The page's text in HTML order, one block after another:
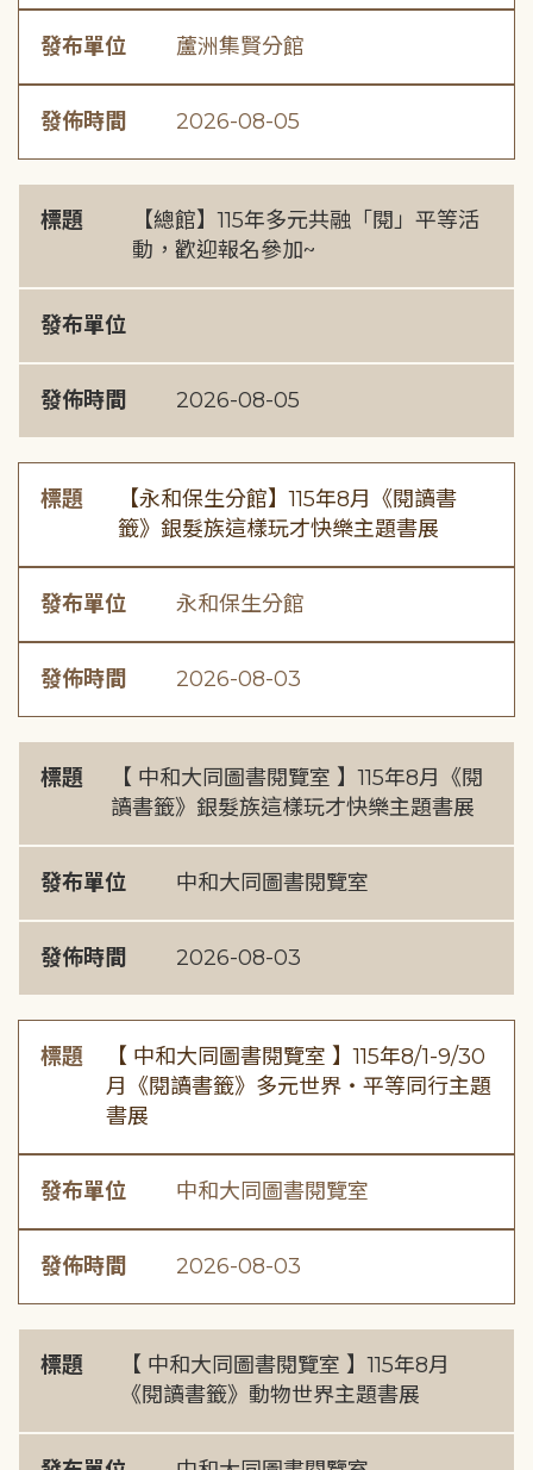
發布單位 蘆洲集賢分館
發佈時間 2026-08-05
標題
【總館】115年多元共融「閱」平等活
動，歡迎報名參加~
發布單位
發佈時間 2026-08-05
標題
【永和保生分館】115年8月《閱讀書
籤》銀髮族這樣玩才快樂主題書展
發布單位 永和保生分館
發佈時間 2026-08-03
標題
【 中和大同圖書閱覽室 】115年8月《閱
讀書籤》銀髮族這樣玩才快樂主題書展
發布單位 中和大同圖書閱覽室
發佈時間 2026-08-03
標題
【 中和大同圖書閱覽室 】115年8/1-9/30
月《閱讀書籤》多元世界・平等同行主題
書展
發布單位 中和大同圖書閱覽室
發佈時間 2026-08-03
標題
【 中和大同圖書閱覽室 】115年8月
《閱讀書籤》動物世界主題書展